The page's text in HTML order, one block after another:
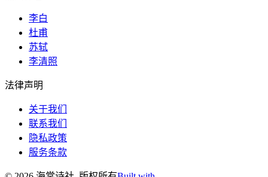
李白
杜甫
苏轼
李清照
法律声明
关于我们
联系我们
隐私政策
服务条款